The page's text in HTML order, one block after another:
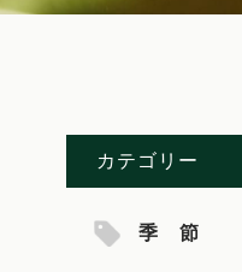
カテゴリー
季 節